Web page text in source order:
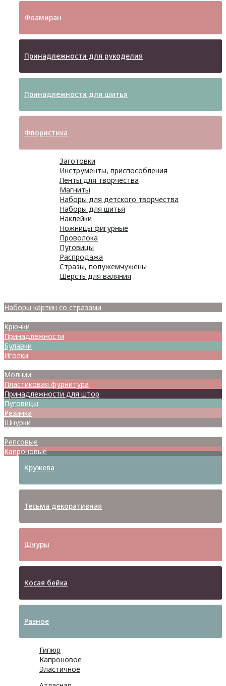
Фоамиран
Принадлежности для рукоделия
Принадлежности для шитья
Флористика
Заготовки
Инструменты, приспособления
Ленты для творчества
Магниты
Наборы для детского творчества
Наборы для шитья
Наклейки
Ножницы фигурные
Проволока
Пуговицы
Распродажа
Стразы, полужемчужены
Шерсть для валяния
Наборы картин со стразами
Крючки
Принадлежности
Булавки
Иголки
Молнии
Пластиковая фурнитура
Принадлежности для штор
Пуговицы
Резинка
Шнурки
Репсовые
Капроновые
Кружева
Тесьма декоративная
Шнуры
Косая бейка
Разное
Гипюр
Капроновое
Эластичное